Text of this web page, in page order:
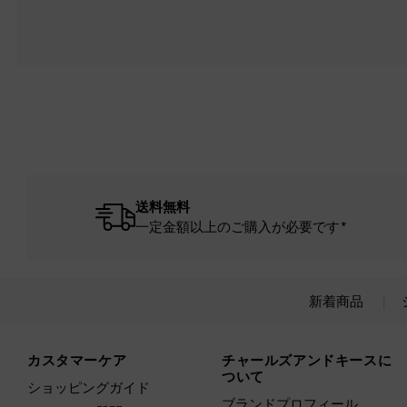
送料無料
一定金額以上のご購入が必要です*
新着商品
カスタマーケア
ショッピングガイド
チャールズアンドキースに
ついて